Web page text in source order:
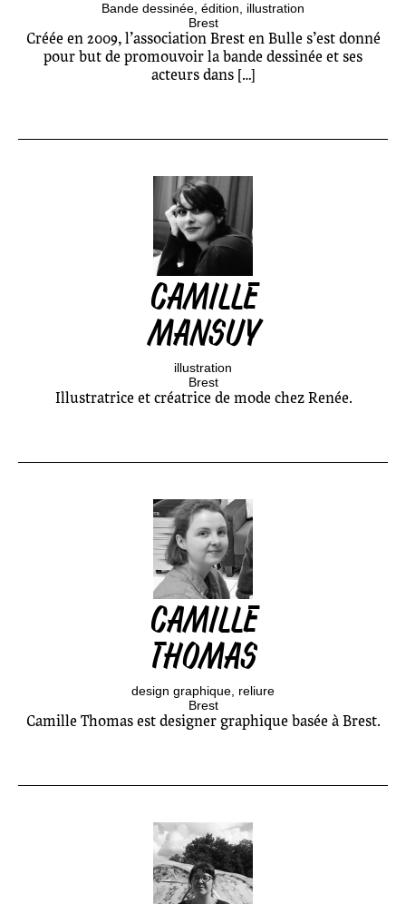
Bande dessinée édition
illustration
Brest
Créée en 2009, l’association Brest en Bulle s’est donné
pour but de promouvoir la bande dessinée et ses
acteurs dans […]
CAMILLE
MANSUY
illustration
Brest
Illustratrice et créatrice de mode chez Renée.
CAMILLE
THOMAS
design graphique reliure
Brest
Camille Thomas est designer graphique basée à Brest.